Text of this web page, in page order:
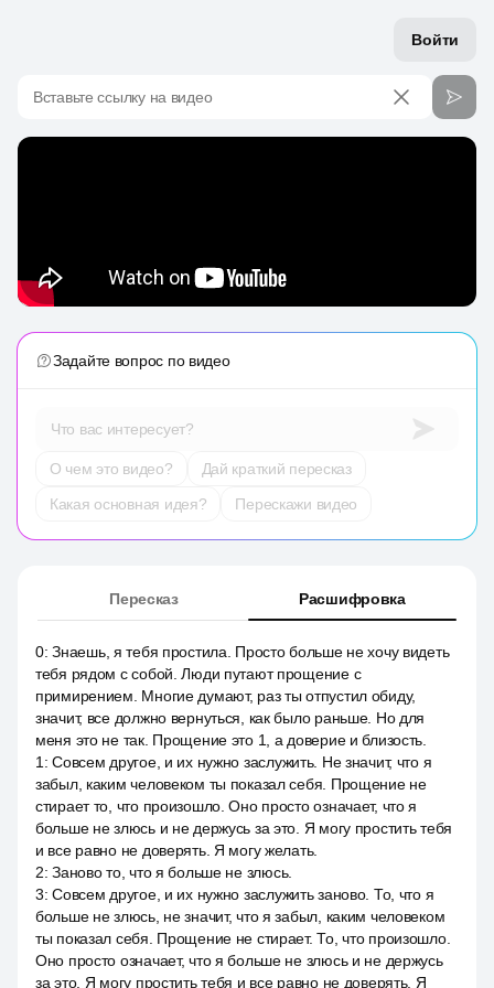
Войти
Вставьте ссылку на видео
Задайте вопрос по видео
Что вас интересует?
О чем это видео?
Дай краткий пересказ
Какая основная идея?
Перескажи видео
Пересказ Расшифровка
0:Знаешь, я тебя простила. Просто больше не хочу видеть
тебя рядом с собой. Люди путают прощение с
примирением. Многие думают, раз ты отпустил обиду,
значит, все должно вернуться, как было раньше. Но для
меня это не так. Прощение это 1, а доверие и близость.
1 :Совсем другое, и их нужно заслужить. Не значит, что я
забыл, каким человеком ты показал себя. Прощение не
стирает то, что произошло. Оно просто означает, что я
больше не злюсь и не держусь за это. Я могу простить тебя
и все равно не доверять. Я могу желать.
2:Заново то, что я больше не злюсь.
3:Совсем другое, и их нужно заслужить заново. То, что я
больше не злюсь, не значит, что я забыл, каким человеком
ты показал себя. Прощение не стирает. То, что произошло.
Оно просто означает, что я больше не злюсь и не держусь
за это. Я могу простить тебя и все равно не доверять. Я